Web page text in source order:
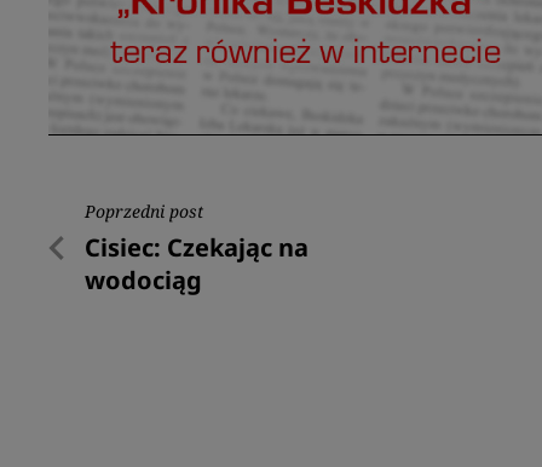
Nawigacja
wpisu
Poprzedni post
Poprzedni
post
Cisiec: Czekając na
wodociąg